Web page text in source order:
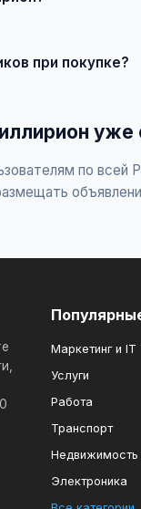
при покупке?
уже
по
Маркетинг и IT
Услуги
Работа
Транспорт
Недвижимость
Электроника